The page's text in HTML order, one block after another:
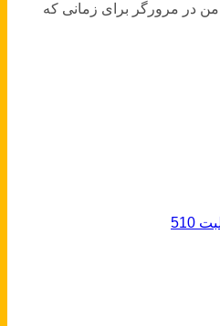
من در مرورگر برای زمانی که